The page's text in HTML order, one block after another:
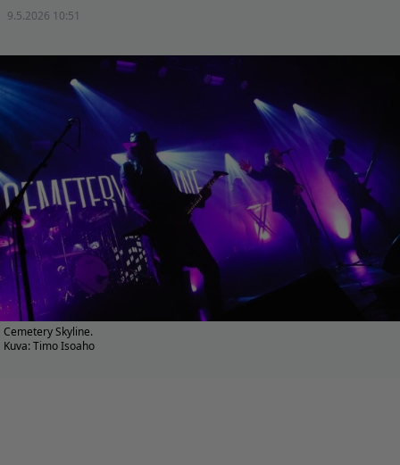
9.5.2026 10:51
Cemetery Skyline.
Kuva: Timo Isoaho